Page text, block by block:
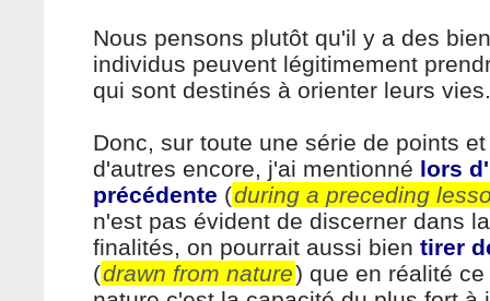
Nous pensons plutôt qu'il y a des
individus peuvent légitimement
qui sont destinés à orienter leurs vies.
Donc, sur toute une série de points
d'autres encore, j'ai mentionné lors
précédente (during a preceding
n'est pas évident de discerner dans
finalités, on pourrait aussi bien tirer
(drawn from nature) que en réalité